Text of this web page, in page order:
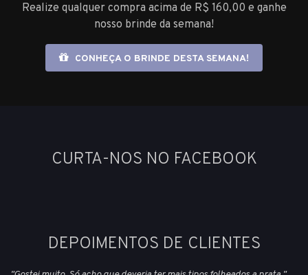
Realize qualquer compra acima de R$ 160,00 e ganhe
nosso brinde da semana!
CONHEÇA O BRINDE DESTA SEMANA!
CURTA-NOS NO FACEBOOK
DEPOIMENTOS DE CLIENTES